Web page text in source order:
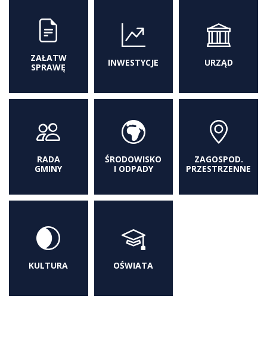
ZAŁATW
SPRAWĘ
INWESTYCJE URZĄD
RADA
GMINY
ŚRODOWISKO
I ODPADY
ZAGOSPOD.
PRZESTRZENNE
KULTURA OŚWIATA